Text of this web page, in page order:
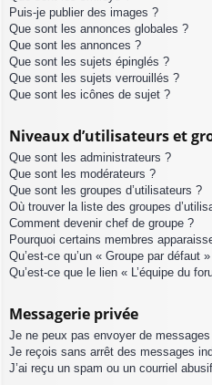
Puis-je publier des images ?
Que sont les annonces globales ?
Que sont les annonces ?
Que sont les sujets épinglés ?
Que sont les sujets verrouillés ?
Que sont les icônes de sujet ?
Niveaux d’utilisateurs et
Que sont les administrateurs ?
Que sont les modérateurs ?
Que sont les groupes d’utilisateurs ?
Où trouver la liste des groupes
Comment devenir chef de groupe ?
Pourquoi certains membres
Qu’est-ce qu’un « Groupe par défaut
Qu’est-ce que le lien « L’équipe du
Messagerie privée
Je ne peux pas envoyer de
Je reçois sans arrêt des messages
J’ai reçu un spam ou un courriel